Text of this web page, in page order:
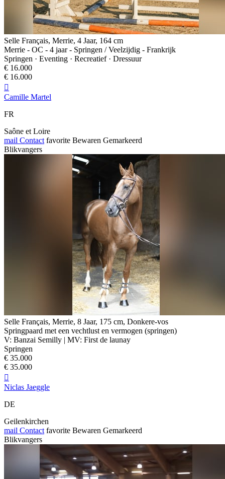
Selle Français, Merrie, 4 Jaar, 164 cm
Merrie - OC - 4 jaar - Springen / Veelzijdig - Frankrijk
Springen · Eventing · Recreatief · Dressuur
€ 16.000
€ 16.000

Camille Martel
FR
Saône et Loire
mail Contact favorite Bewaren Gemarkeerd
Blikvangers
Selle Français, Merrie, 8 Jaar, 175 cm, Donkere-vos
Springpaard met een vechtlust en vermogen (springen)
V: Banzai Semilly | MV: First de launay
Springen
€ 35.000
€ 35.000

Niclas Jaeggle
DE
Geilenkirchen
mail Contact favorite Bewaren Gemarkeerd
Blikvangers